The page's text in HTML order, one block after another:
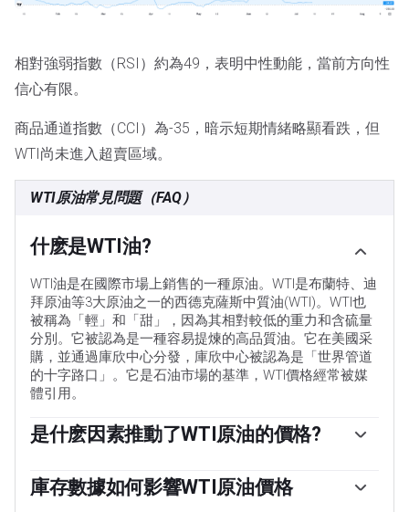
相對強弱指數（RSI）約為49，表明中性動能，當前方向性
信心有限。
商品通道指數（CCI）為-35，暗示短期情緒略顯看跌，但
WTI尚未進入超賣區域。
WTI原油常見問題（FAQ）
什麽是WTI油?
WTI油是在國際市場上銷售的一種原油。WTI是布蘭特、迪
拜原油等3大原油之一的西德克薩斯中質油(WTI)。WTI也
被稱為「輕」和「甜」，因為其相對較低的重力和含硫量
分別。它被認為是一種容易提煉的高品質油。它在美國采
購，並通過庫欣中心分發，庫欣中心被認為是「世界管道
的十字路口」。它是石油市場的基準，WTI價格經常被媒
體引用。
是什麽因素推動了WTI原油的價格?
素。因此，全球增長可以成為需求增長的驅動力，反之亦
然，導致全球增長疲軟。政治不穩定、戰爭和製裁可能會
庫存數據如何影響WTI原油價格